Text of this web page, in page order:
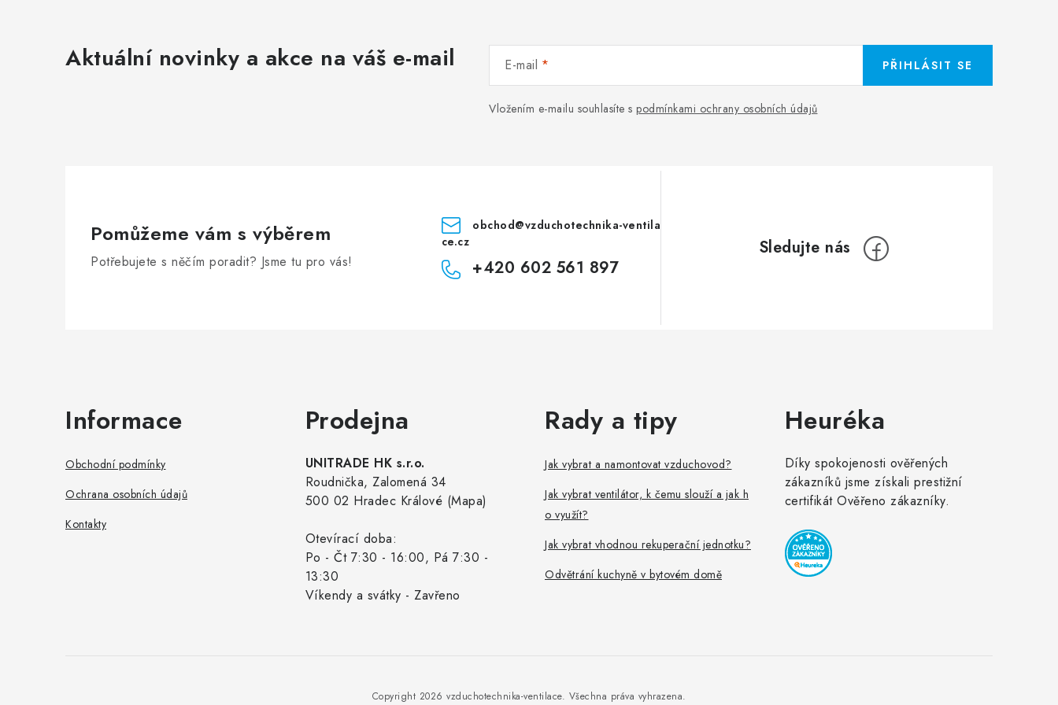
Aktuální novinky a akce na váš e-mail E-mail
Vložením e-mailu souhlasíte s podmínkami ochrany osobních údajů
PŘIHLÁSIT SE
Pomůžeme vám s výběrem
Potřebujete s něčím poradit? Jsme tu pro vás!
obchod@vzduchotechnika-ventila
ce.cz
+420 602 561 897
Informace
Obchodní podmínky
Ochrana osobních údajů
Kontakty
Prodejna
UNITRADE HK s.r.o.
Roudnička, Zalomená 34
500 02 Hradec Králové (Mapa)
Otevírací doba:
Po - Čt 7:30 - 16:00, Pá 7:30 -
13:30
Víkendy a svátky - Zavřeno
Rady a tipy
Jak vybrat a namontovat vzduchovod?
Jak vybrat ventilátor, k čemu slouží a jak h
o využít?
Jak vybrat vhodnou rekuperační jednotku?
Odvětrání kuchyně v bytovém domě
Heuréka
Díky spokojenosti ověřených
zákazníků jsme získali prestižní
certifikát Ověřeno zákazníky.
Copyright 2026 vzduchotechnika-ventilace. Všechna práva vyhrazena.